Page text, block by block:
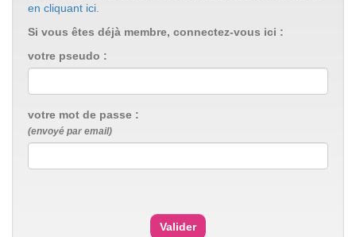
en cliquant ici.
Si vous êtes déjà membre, connectez-vous ici :
votre pseudo :
votre mot de passe :
(envoyé par email)